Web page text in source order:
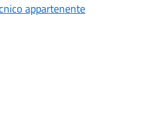
appartenente